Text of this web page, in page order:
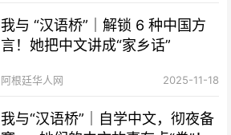
我与 “汉语桥”｜解锁 6 种中国方
言！她把中文讲成“家乡话”
阿根廷华人网 2025-11-18
我与“汉语桥”｜自学中文，彻夜备